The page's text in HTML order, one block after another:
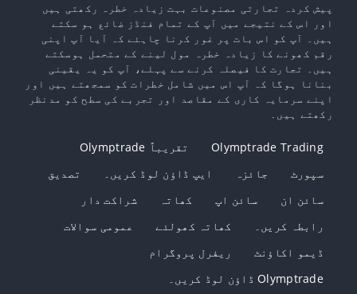
پیش کردہ تجارتی مصنوعات بہت زیادہ خطرہ رکھتی ہیں
اور اس کے نتیجے میں آپ کے تمام فنڈز ضائع ہو سکتے
ہیں۔ آپ کو اس بات پر غور کرنا چاہئے کہ آیا آپ اپنی
رقم کھونے کا زیادہ خطرہ مول لینے کے متحمل ہوسکتے
ہیں۔ تجارت کا فیصلہ کرنے سے پہلے، آپ کو یہ یقینی
بنانا ہوگا کہ آپ اس میں شامل خطرات کو سمجھتے ہیں اور
اپنے سرمایہ کاری کے مقاصد اور تجربے کی سطح کو مدنظر
رکھتے ہیں۔
Olymptrade Trading
تقریباً Olymptrade
سپورٹ
جائزہ ایپ ڈاؤن لوڈ کریں۔
تصدیق
سائن ان
سائن اپ کھاتہ
شراکت دار
رابطہ کریں۔
کھاتہ کھولئے
عمومی سوالات
ڈیمو اکاؤنٹ
ریفرل پروگرام
Olymptrade ڈاؤن لوڈ کریں۔